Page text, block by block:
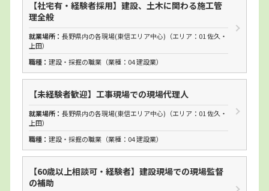
【社宅有・経験者採用】建設、土木に関わる施工管
理全般
就業場所： 長野県内の各現場(東信エリア中心) （エリア：01 佐久・
上田）
職種： 建設・採掘の職業（業種： 04 建設業）
【未経験者歓迎】工事現場での現場代理人
就業場所： 長野県内の各現場(東信エリア中心) （エリア：01 佐久・
上田）
職種： 建設・採掘の職業（業種： 04 建設業）
【60歳以上相談可・経験者】建設現場での現場監督
の補助